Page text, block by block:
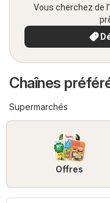
Vous cherchez de
Chaînes
Supermarchés
Offres